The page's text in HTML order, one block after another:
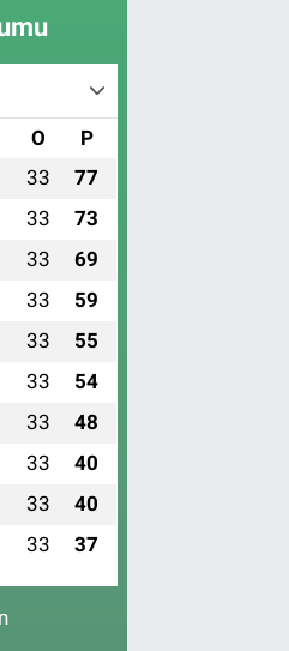
O P
33 77
33 73
33 69
33 59
33 55
33 54
33 48
33 40
33 40
33 37